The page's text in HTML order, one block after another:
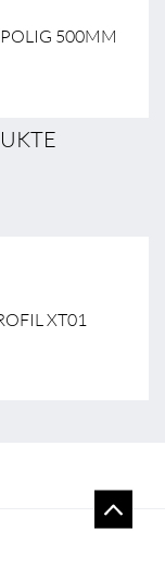
POLIG 500MM
XT01